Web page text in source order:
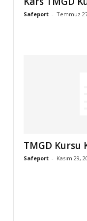
Safeport - Temmuz
TMGD Kursu
Safeport - Kasım 29,